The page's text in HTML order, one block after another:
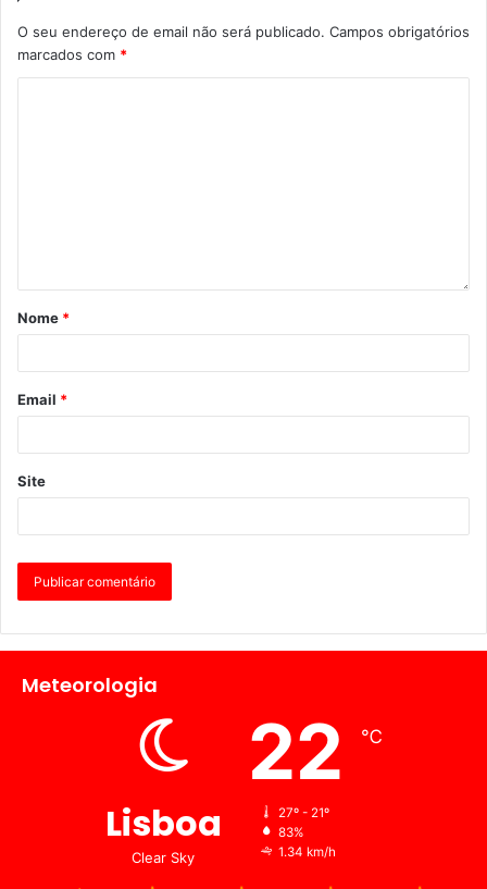
O seu endereço de email não será publicado. Campos obrigatórios
marcados com *
Nome *
Email *
Site
Meteorologia
Lisboa
Clear Sky
22 ℃
27º - 21º
83%
1.34 km/h